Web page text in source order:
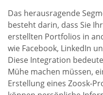
Das herausragende
besteht darin, dass Sie
erstellten Portfolios in
wie Facebook, LinkedIn
Diese Integration
Mühe machen müssen,
Erstellung eines Zoosk-